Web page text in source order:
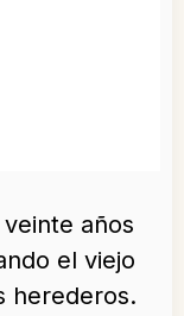
años
el viejo
herederos.